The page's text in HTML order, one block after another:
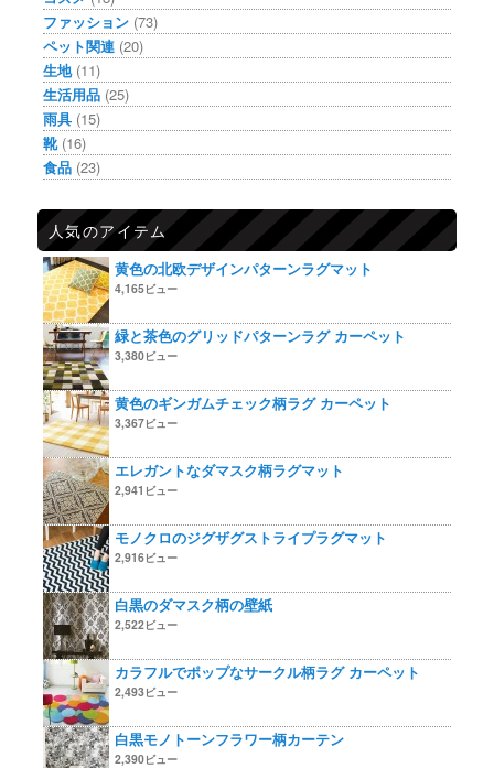
ファッション (73)
ペット関連 (20)
生地(11)
生活用品 (25)
雨具 (15)
靴(16)
食品 (23)
人気のアイテム
黄色の北欧デザインパターンラグマット
4,165ビュー
緑と茶色のグリッドパターンラグ カーペット
3,380ビュー
黄色のギンガムチェック柄ラグ カーペット
3,367ビュー
エレガントなダマスク柄ラグマット
2,941ビュー
モノクロのジグザグストライプラグマット
2,916ビュー
白黒のダマスク柄の壁紙
2,522ビュー
カラフルでポップなサークル柄ラグ カーペット
2,493ビュー
白黒モノトーンフラワー柄カーテン
2,390ビュー